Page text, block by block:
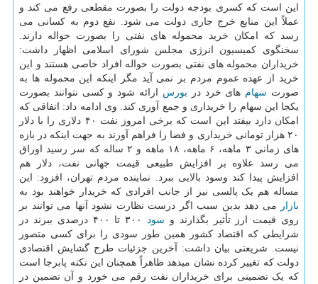
این است که کسری بودجه دولت را بصورت مقطعی رفع می کند و
عملاً این منابع خرج جاری دولت می شود. نفع دوم به کسانی می
رسد که امکان خرید محموله های نفتی را بصورت حواله دارند.
سخنگوی کمیسیون انرژی مجلس شورای اسلامی اظهار داشت:
خریداران محموله های نفتی بصورت حواله افراد خاصی هستند و این
خرید از عهده عموم مردم بر نمی آید مگر اینکه این محموله ها به
صورت سهام های خرد در بورس ارائه شود و کسی نتوانند بصورت
یکجا این سهام را خریداری و جمع آوری کند. وی ادامه داد: اتفاقی که
امکان دارد بیفتد این است که برخی امروز نفت ۴۰ دلاری را با دلار
۲۰ هزار تومانی خریداری و فضا را فراهم آورند به جهت اینکه در بازه
های زمانی ۳ ماهه، ۶ ماهه، ۱۸ ماهه و ۲ ساله که سر رسید اوراق
می رسد علاوه بر افزایش طبیعی قیمت جهانی نفت، دلار هم
افزایش پیدا کند وسود بالایی ببرد. نماینده مردم تهران، افزود: این
مساله هم یک پالسی نیز از جانب افرادی که خریدار خواهند بود به
بازار
می دهد بدین سبب اگر درست نظارت نشود آنها می توانند بر
روی قیمت ارز تأثیر بگذارند و سود
۳۰۰ تا ۴۰۰ درصدی ببرند در
شرایطی که اقتصاد کشور همین طور سودی را برای کسی متصور
نیست. شریعتی بیان داشت: آخرین جزئیات طرح گشایش اقتصادی
دولت که تغییر کرده نشان میدهد ظاهراً همچنان این نکته پابرجا است
که یک تضمینی برای خریداران نفت رقم می خورد و آن تضمین در